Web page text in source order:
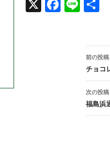
Face
Line
投
稿
ナ
ビ
前の投稿
チョコ
次の投稿
福島浜